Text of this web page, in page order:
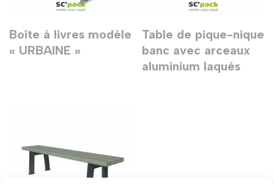
Boîte à livres modèle
« URBAINE »
Table de pique-nique
banc avec arceaux
aluminium laqués